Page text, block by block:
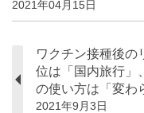
2021年04月15日
ワクチン接種後の
位は「国内旅行」
の使い方は「変わ
2021年9月3日